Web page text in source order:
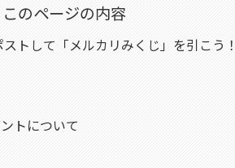
このページの内容
トして「メルカリみくじ」を引こう
トについて